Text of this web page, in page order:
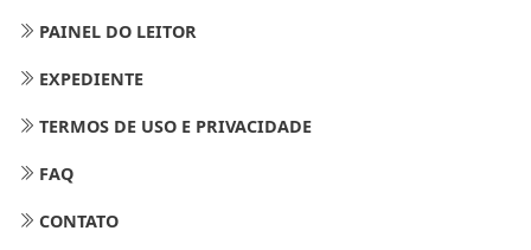
PAINEL DO LEITOR
EXPEDIENTE
TERMOS DE USO E PRIVACIDADE
FAQ
CONTATO